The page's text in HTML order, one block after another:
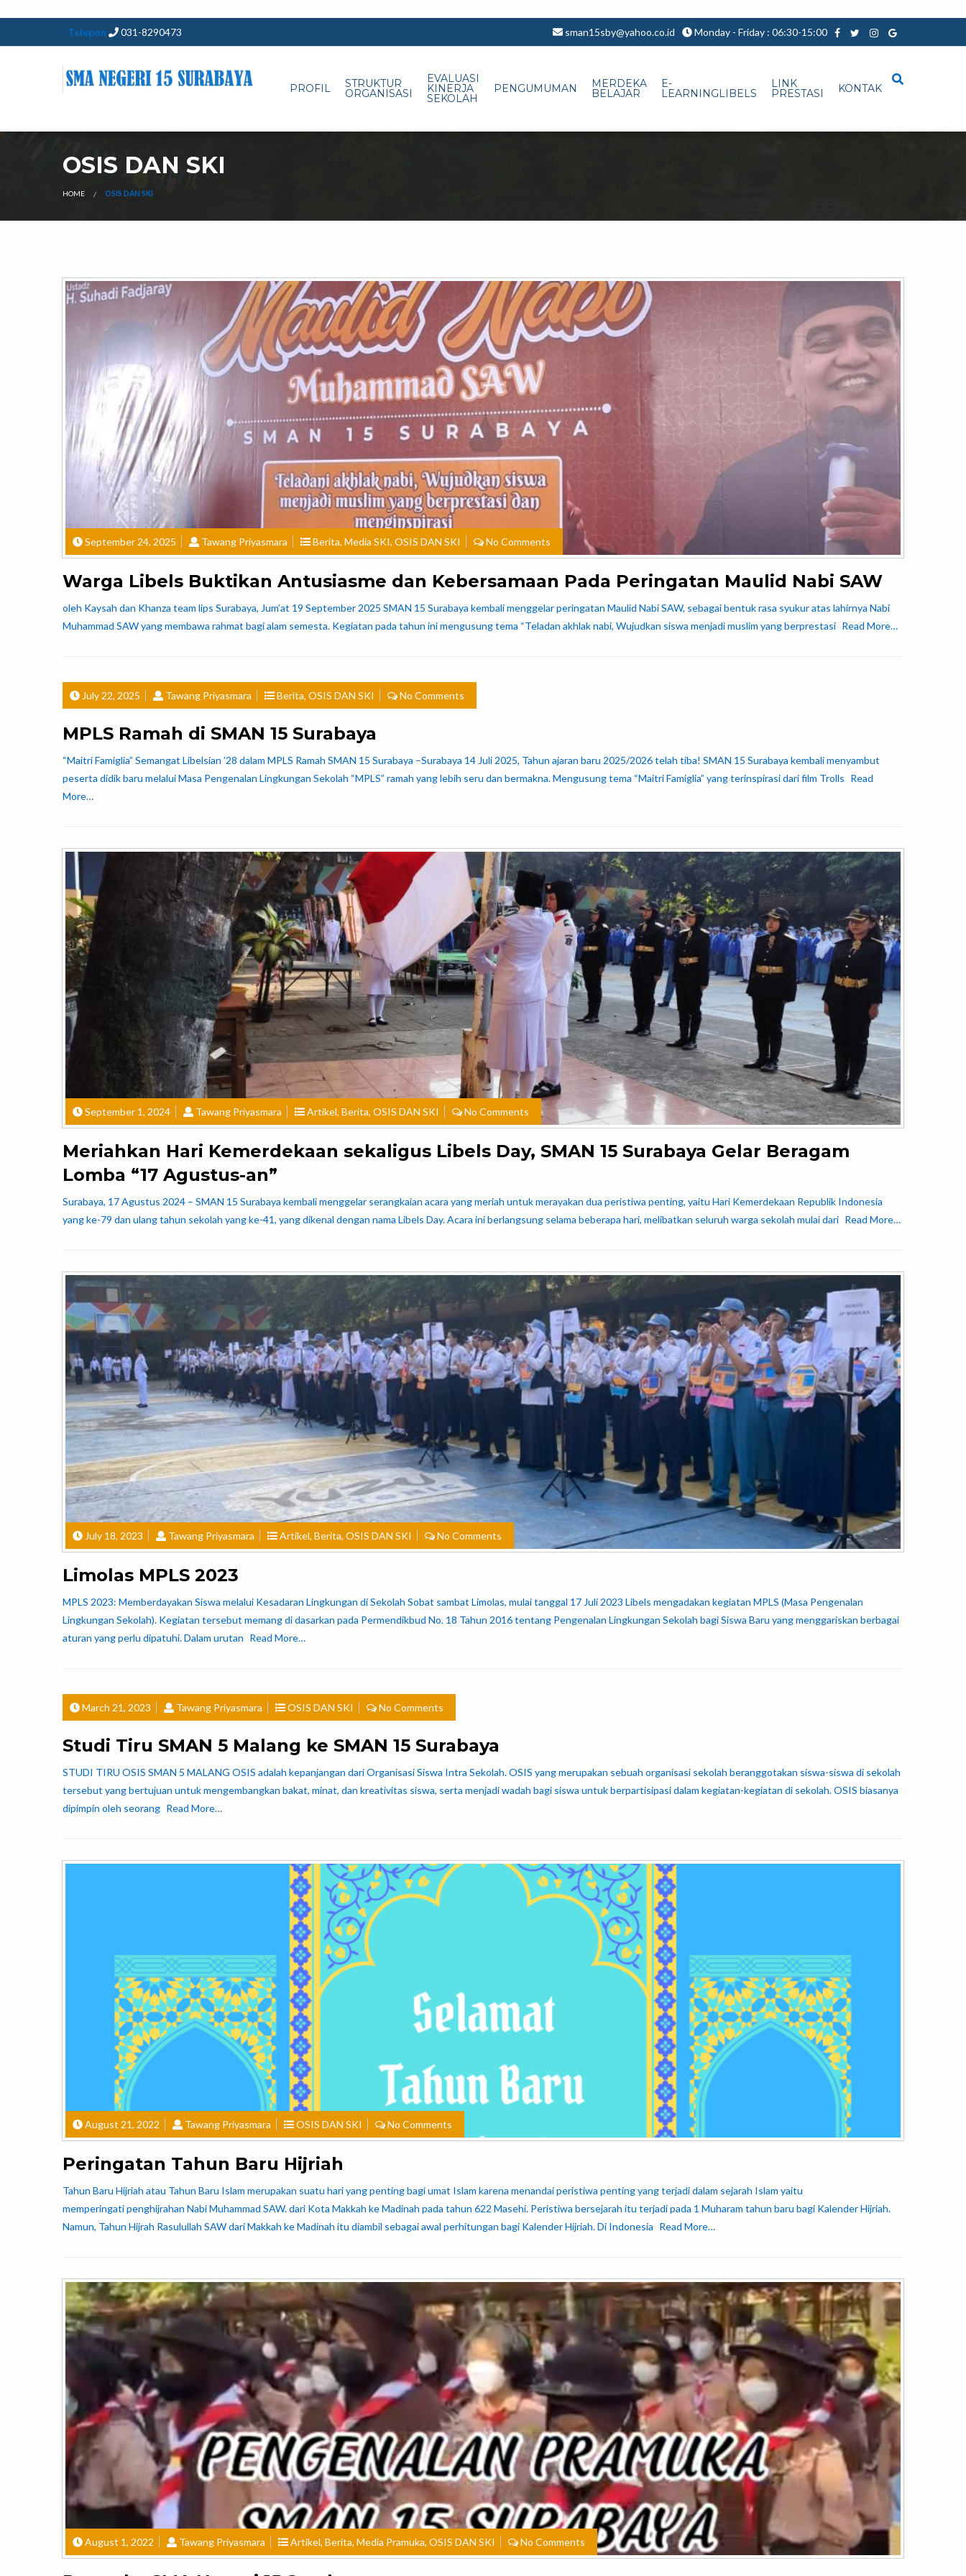
Telepon 031-8290473 sman15sby@yahoo.co.id Monday - Friday : 06:30-15:00
PROFIL STRUKTUR
ORGANISASI
EVALUASI
KINERJA
SEKOLAH
PENGUMUMAN MERDEKA
BELAJAR
E-
LEARNINGLIBELS
LINK
PRESTASI KONTAK
OSIS DAN SKI
HOME OSIS DAN SKI
September 24, 2025 Tawang Priyasmara Berita, Media SKI, OSIS DAN SKI No Comments
Warga Libels Buktikan Antusiasme dan Kebersamaan Pada Peringatan Maulid Nabi SAW
oleh Kaysah dan Khanza team lips Surabaya, Jum’at 19 September 2025 SMAN 15 Surabaya kembali menggelar peringatan Maulid Nabi SAW, sebagai bentuk rasa syukur atas lahirnya Nabi
Muhammad SAW yang membawa rahmat bagi alam semesta. Kegiatan pada tahun ini mengusung tema “Teladan akhlak nabi, Wujudkan siswa menjadi muslim yang berprestasi Read More…
July 22, 2025 Tawang Priyasmara Berita, OSIS DAN SKI No Comments
MPLS Ramah di SMAN 15 Surabaya
“Maitri Famiglia” Semangat Libelsian ’28 dalam MPLS Ramah SMAN 15 Surabaya –Surabaya 14 Juli 2025, Tahun ajaran baru 2025/2026 telah tiba! SMAN 15 Surabaya kembali menyambut
peserta didik baru melalui Masa Pengenalan Lingkungan Sekolah “MPLS” ramah yang lebih seru dan bermakna. Mengusung tema “Maitri Famiglia” yang terinspirasi dari film Trolls Read
More…
September 1, 2024 Tawang Priyasmara Artikel, Berita, OSIS DAN SKI No Comments
Meriahkan Hari Kemerdekaan sekaligus Libels Day, SMAN 15 Surabaya Gelar Beragam
Lomba “17 Agustus-an”
Surabaya, 17 Agustus 2024 – SMAN 15 Surabaya kembali menggelar serangkaian acara yang meriah untuk merayakan dua peristiwa penting, yaitu Hari Kemerdekaan Republik Indonesia
yang ke-79 dan ulang tahun sekolah yang ke-41, yang dikenal dengan nama Libels Day. Acara ini berlangsung selama beberapa hari, melibatkan seluruh warga sekolah mulai dari Read More…
July 18, 2023 Tawang Priyasmara Artikel, Berita, OSIS DAN SKI No Comments
Limolas MPLS 2023
MPLS 2023: Memberdayakan Siswa melalui Kesadaran Lingkungan di Sekolah Sobat sambat Limolas, mulai tanggal 17 Juli 2023 Libels mengadakan kegiatan MPLS (Masa Pengenalan
Lingkungan Sekolah). Kegiatan tersebut memang di dasarkan pada Permendikbud No. 18 Tahun 2016 tentang Pengenalan Lingkungan Sekolah bagi Siswa Baru yang menggariskan berbagai
aturan yang perlu dipatuhi. Dalam urutan Read More…
March 21, 2023 Tawang Priyasmara OSIS DAN SKI No Comments
Studi Tiru SMAN 5 Malang ke SMAN 15 Surabaya
STUDI TIRU OSIS SMAN 5 MALANG OSIS adalah kepanjangan dari Organisasi Siswa Intra Sekolah. OSIS yang merupakan sebuah organisasi sekolah beranggotakan siswa-siswa di sekolah
tersebut yang bertujuan untuk mengembangkan bakat, minat, dan kreativitas siswa, serta menjadi wadah bagi siswa untuk berpartisipasi dalam kegiatan-kegiatan di sekolah. OSIS biasanya
dipimpin oleh seorang Read More…
August 21, 2022 Tawang Priyasmara OSIS DAN SKI No Comments
Peringatan Tahun Baru Hijriah
Tahun Baru Hijriah atau Tahun Baru Islam merupakan suatu hari yang penting bagi umat Islam karena menandai peristiwa penting yang terjadi dalam sejarah Islam yaitu
memperingati penghijrahan Nabi Muhammad SAW. dari Kota Makkah ke Madinah pada tahun 622 Masehi. Peristiwa bersejarah itu terjadi pada 1 Muharam tahun baru bagi Kalender Hijriah.
Namun, Tahun Hijrah Rasulullah SAW dari Makkah ke Madinah itu diambil sebagai awal perhitungan bagi Kalender Hijriah. Di Indonesia Read More…
August 1, 2022 Tawang Priyasmara Artikel, Berita, Media Pramuka, OSIS DAN SKI No Comments